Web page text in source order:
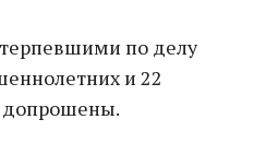
по делу
и 22
допрошены.